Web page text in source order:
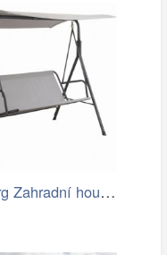
Avenberg Zahradní houpačka Feline